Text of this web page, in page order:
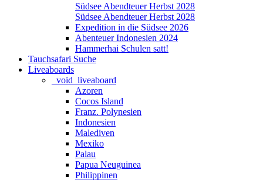
Südsee Abendteuer Herbst 2028
Südsee Abendteuer Herbst 2028
Expedition in die Südsee 2026
Abenteuer Indonesien 2024
Hammerhai Schulen satt!
Tauchsafari Suche
Liveaboards
_void_liveaboard
Azoren
Cocos Island
Franz. Polynesien
Indonesien
Malediven
Mexiko
Palau
Papua Neuguinea
Philippinen